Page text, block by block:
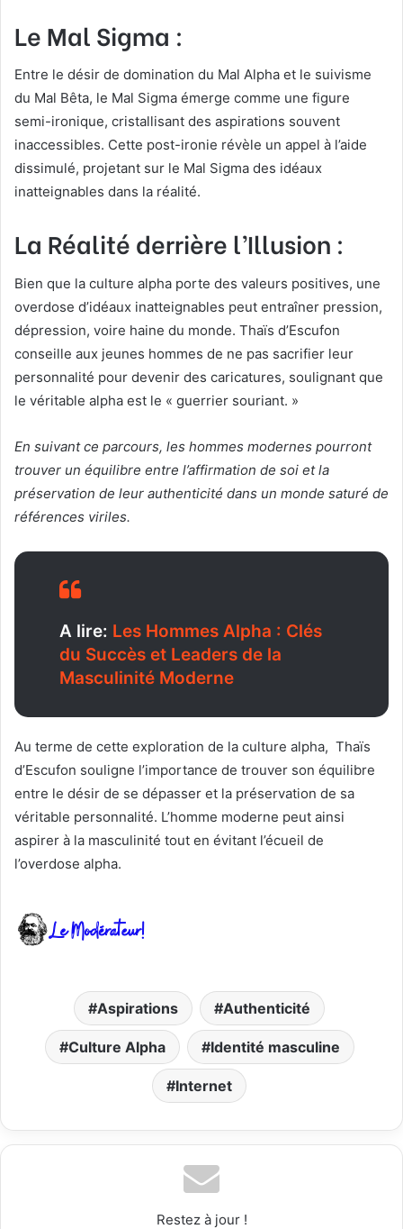
Le Mal Sigma :
Entre le désir de domination du Mal Alpha et le suivisme
du Mal Bêta, le Mal Sigma émerge comme une figure
semi-ironique, cristallisant des aspirations souvent
inaccessibles. Cette post-ironie révèle un appel à l’aide
dissimulé, projetant sur le Mal Sigma des idéaux
inatteignables dans la réalité.
La Réalité derrière l’Illusion :
Bien que la culture alpha porte des valeurs positives, une
overdose d’idéaux inatteignables peut entraîner pression,
dépression, voire haine du monde. Thaïs d’Escufon
conseille aux jeunes hommes de ne pas sacrifier leur
personnalité pour devenir des caricatures, soulignant que
le véritable alpha est le « guerrier souriant. »
En suivant ce parcours, les hommes modernes pourront
trouver un équilibre entre l’affirmation de soi et la
préservation de leur authenticité dans un monde saturé de
références viriles.
A lire: Les Hommes Alpha : Clés
du Succès et Leaders de la
Masculinité Moderne
Au terme de cette exploration de la culture alpha, Thaïs
d’Escufon souligne l’importance de trouver son équilibre
entre le désir de se dépasser et la préservation de sa
véritable personnalité. L’homme moderne peut ainsi
aspirer à la masculinité tout en évitant l’écueil de
l’overdose alpha.
Aspirations Authenticité
Culture Alpha Identité masculine
Internet
Restez à jour !